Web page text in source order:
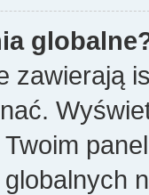
zawierają